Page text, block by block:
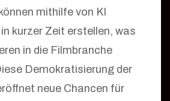
mithilfe von KI
kurzer Zeit erstellen, was
in die Filmbranche
Demokratisierung der
neue Chancen für